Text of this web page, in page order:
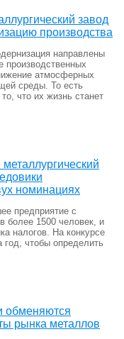
завод
производства
направлены
производственных
атмосферных
среды. То есть
что их жизнь станет
номинациях
предприятие с
более 1500 человек, и
налогов. На конкурсе
год, чтобы определить
обменяются
рынка металлов